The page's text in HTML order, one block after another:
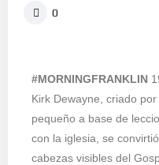
0
#MORNINGFRANKLIN
Kirk Dewayne, criado
pequeño a base de
con la iglesia, se
cabezas visibles del